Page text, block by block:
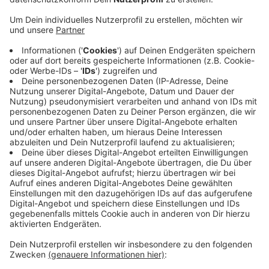
Dazu gibt es eine Liste mit bundesweit 144
Baumaßnahmen, die "superschnell umgesetzt werden"
könnten, heißt es aus dem Verkehrsministerium. Auch
die A59 ist auf dieser Liste vertreten, mit gleich
mehreren Baustellen. Es geht zum einen um das
Autobahndreieck Sankt Augustin West und das
Autobahnkreuz Bonn Ost, dort könnten die
Bauarbeiten nun ganz fix gehen. Auch dabei ist die
älteste Autbahn Deutschlands, die A555 zwischen
Bonn und Köln, dort gehts um das Autobahnkreuz
Köln-Süd.
Anzeige